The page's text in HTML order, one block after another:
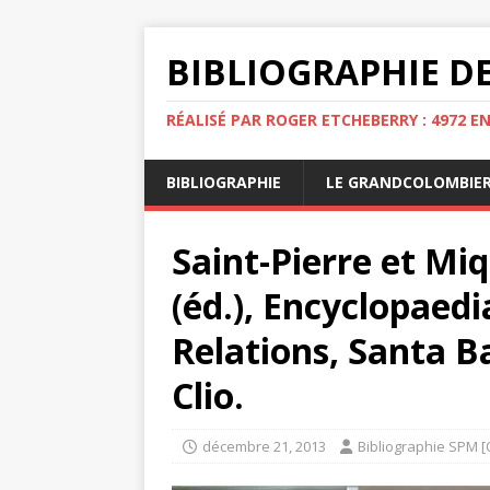
BIBLIOGRAPHIE
RÉALISÉ PAR ROGER ETCHEBERRY : 4972
BIBLIOGRAPHIE LE
Saint-Pierre et
(éd.),
Relations, Santa
Clio.
décembre 21, 2013 Bibliographie SPM